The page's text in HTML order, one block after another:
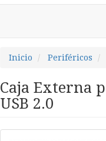
Inicio Periféricos
Caja Externa
USB 2.0